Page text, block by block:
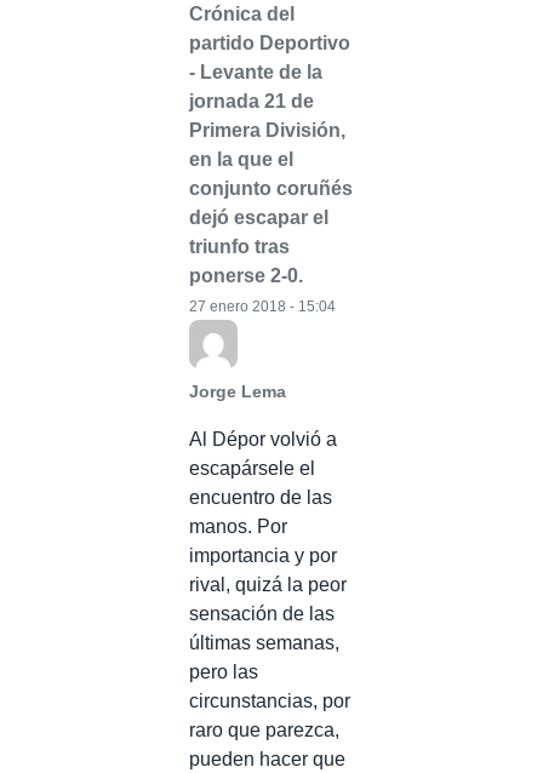
Crónica del
partido Deportivo
- Levante de la
jornada 21 de
Primera División,
en la que el
conjunto coruñés
dejó escapar el
triunfo tras
ponerse 2-0.
Jorge Lema
27 enero 2018 - 15:04
Al Dépor volvió a
escapársele el
encuentro de las
manos. Por
importancia y por
rival, quizá la peor
sensación de las
últimas semanas,
pero las
circunstancias, por
raro que parezca,
pueden hacer que